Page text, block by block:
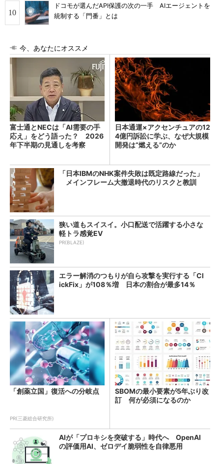
ドコモが選んだAPI保護の次の一手 AIエージェントを
統制する「門番」とは
今、あなたにオススメ
富士通とNECは「AI需要の手
応え」をどう語った？ 2026
年下半期の見通しを考察
日本通運×アクセンチュアの12
4億円訴訟に学ぶ、なぜ大規模
開発は“燃える”のか
「日本IBMのNHK案件失敗は既定路線だった」
メインフレーム大撤退時代のリスクと教訓
狭い道もスイスイ。小口配送で活躍する小さな
軽トラ感覚EV
PR(BLAZE)
エラー解消のつもりが自ら攻撃を実行する「Cl
ickFix」が108％増 日本の割合が最多14％
「創薬立国」復活への分岐点
PR(三菱総合研究所)
SBOMの最小要素が5年ぶり改
訂 何が必須になるのか
AIが「プロキシを突破する」時代へ OpenAI
の評価用AI、ゼロデイ脆弱性を自律悪用